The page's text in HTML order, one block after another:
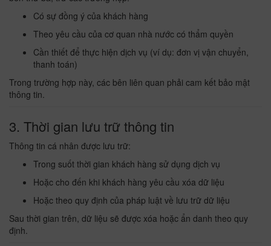
Có sự đồng ý của khách hàng
Theo yêu cầu của cơ quan nhà nước có thẩm quyền
Cần thiết để thực hiện dịch vụ (ví dụ: đơn vị vận chuyển,
thanh toán)
Trong trường hợp này, các bên liên quan phải cam kết bảo mật
thông tin.
3. Thời gian lưu trữ thông tin
Thông tin cá nhân được lưu trữ:
Trong suốt thời gian khách hàng sử dụng dịch vụ
Hoặc cho đến khi khách hàng yêu cầu xóa dữ liệu
Hoặc theo quy định của pháp luật về lưu trữ dữ liệu
Sau thời gian trên, dữ liệu sẽ được xóa hoặc ẩn danh theo quy
định.